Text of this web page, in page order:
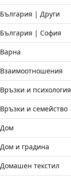
България | Други
България | София
Варна
Взаимоотношения
Връзки и психология
Връзки и семейство
Дом
Дом и градина
Домашен текстил